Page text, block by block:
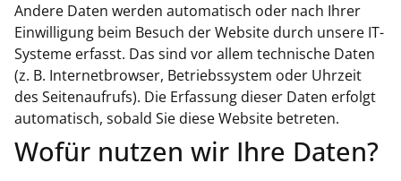
Andere Daten werden automatisch oder nach Ihrer
Einwilligung beim Besuch der Website durch unsere IT-
Systeme erfasst. Das sind vor allem technische Daten
(z. B. Internetbrowser, Betriebssystem oder Uhrzeit
des Seitenaufrufs). Die Erfassung dieser Daten erfolgt
automatisch, sobald Sie diese Website betreten.
Wofür nutzen wir Ihre Daten?